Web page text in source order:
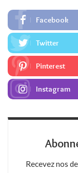
Facebook
Twitter
Pinterest
Instagram
Recevez nos